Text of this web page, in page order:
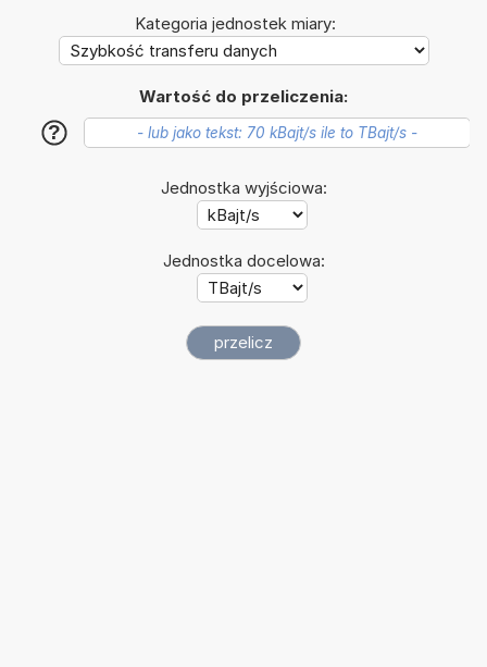
Kategoria jednostek miary:
Wartość do przeliczenia:
?
Jednostka wyjściowa:
Jednostka docelowa: